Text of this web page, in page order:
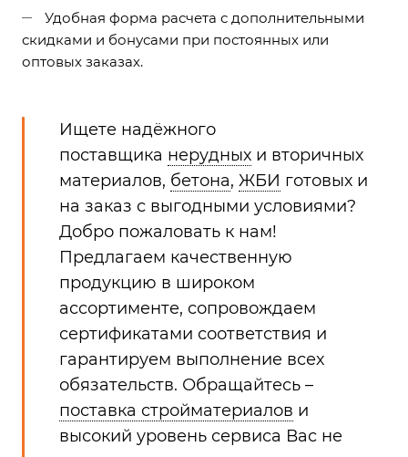
Удобная форма расчета с дополнительными
скидками и бонусами при постоянных или
оптовых заказах.
Ищете надёжного
поставщика нерудных и вторичных
материалов, бетона, ЖБИ готовых и
на заказ с выгодными условиями?
Добро пожаловать к нам!
Предлагаем качественную
продукцию в широком
ассортименте, сопровождаем
сертификатами соответствия и
гарантируем выполнение всех
обязательств. Обращайтесь –
поставка стройматериалов и
высокий уровень сервиса Вас не